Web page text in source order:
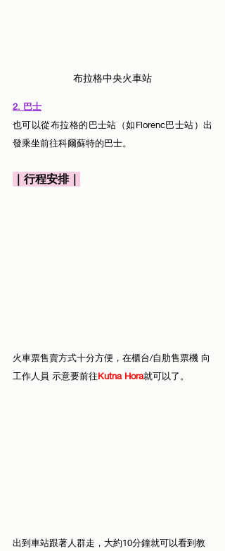
布拉格中央火車站
2. 巴士
也可以從布拉格的巴士站（如Florenc巴士站）出
發乘坐前往科爾蘇特的巴士。
｜行程安排｜
火車票售賣方式十分方便，在櫃台/自肋售票機 向
工作人員 示意要前往Kutna Hora就可以了。
出到車站跟著人群走，大約10分鐘就可以看到教